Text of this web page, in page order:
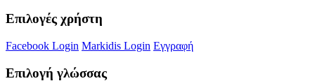
Επιλογές χρήστη
Facebook Login Markidis Login Εγγραφή
Επιλογή γλώσσας